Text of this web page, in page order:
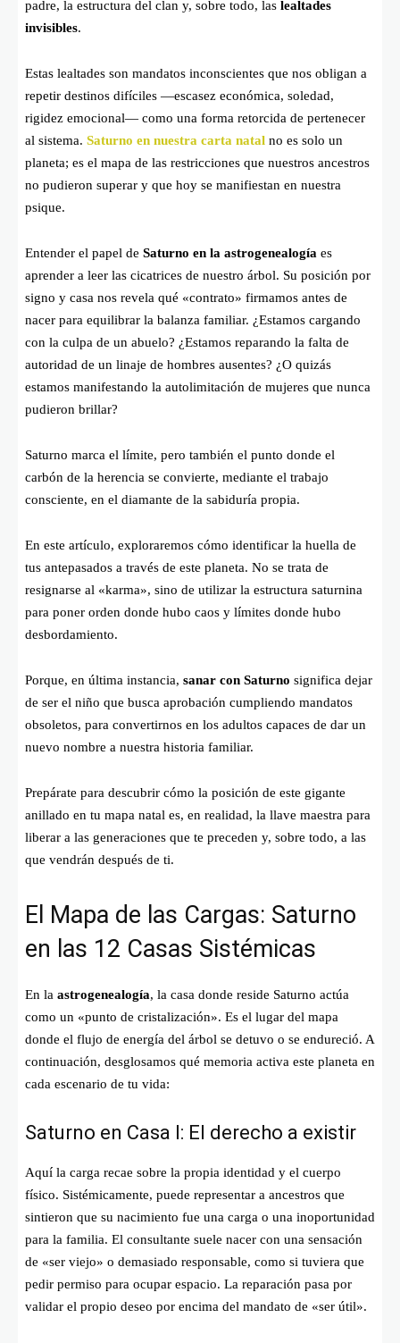
padre, la estructura del clan y, sobre todo, las lealtades
invisibles.
Estas lealtades son mandatos inconscientes que nos obligan a
repetir destinos difíciles —escasez económica, soledad,
rigidez emocional— como una forma retorcida de pertenecer
al sistema. Saturno en nuestra carta natal no es solo un
planeta; es el mapa de las restricciones que nuestros ancestros
no pudieron superar y que hoy se manifiestan en nuestra
psique.
Entender el papel de Saturno en la astrogenealogía es
aprender a leer las cicatrices de nuestro árbol. Su posición por
signo y casa nos revela qué «contrato» firmamos antes de
nacer para equilibrar la balanza familiar. ¿Estamos cargando
con la culpa de un abuelo? ¿Estamos reparando la falta de
autoridad de un linaje de hombres ausentes? ¿O quizás
estamos manifestando la autolimitación de mujeres que nunca
pudieron brillar?
Saturno marca el límite, pero también el punto donde el
carbón de la herencia se convierte, mediante el trabajo
consciente, en el diamante de la sabiduría propia.
En este artículo, exploraremos cómo identificar la huella de
tus antepasados a través de este planeta. No se trata de
resignarse al «karma», sino de utilizar la estructura saturnina
para poner orden donde hubo caos y límites donde hubo
desbordamiento.
Porque, en última instancia, sanar con Saturno significa dejar
de ser el niño que busca aprobación cumpliendo mandatos
obsoletos, para convertirnos en los adultos capaces de dar un
nuevo nombre a nuestra historia familiar.
Prepárate para descubrir cómo la posición de este gigante
anillado en tu mapa natal es, en realidad, la llave maestra para
liberar a las generaciones que te preceden y, sobre todo, a las
que vendrán después de ti.
El Mapa de las Cargas: Saturno
en las 12 Casas Sistémicas
En la astrogenealogía, la casa donde reside Saturno actúa
como un «punto de cristalización». Es el lugar del mapa
donde el flujo de energía del árbol se detuvo o se endureció. A
continuación, desglosamos qué memoria activa este planeta en
cada escenario de tu vida:
Saturno en Casa I: El derecho a existir
Aquí la carga recae sobre la propia identidad y el cuerpo
físico. Sistémicamente, puede representar a ancestros que
sintieron que su nacimiento fue una carga o una inoportunidad
para la familia. El consultante suele nacer con una sensación
de «ser viejo» o demasiado responsable, como si tuviera que
pedir permiso para ocupar espacio. La reparación pasa por
validar el propio deseo por encima del mandato de «ser útil».